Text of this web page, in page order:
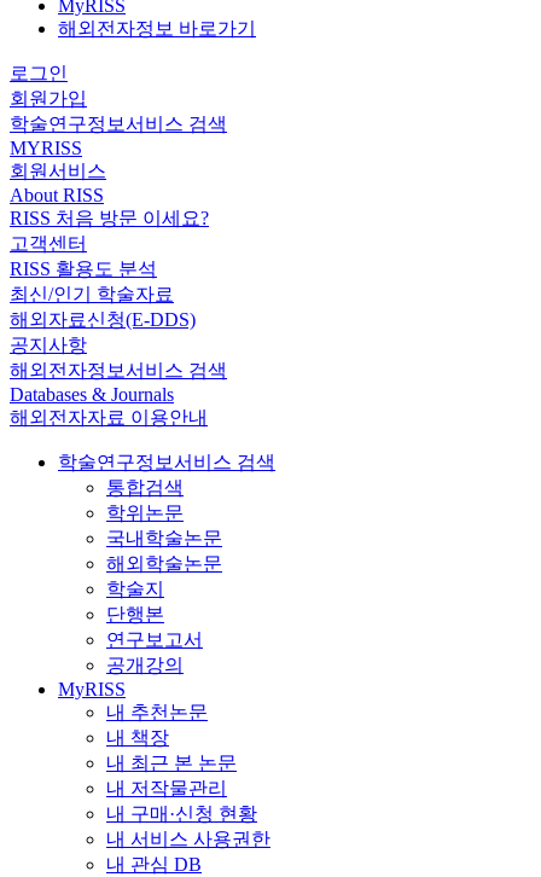
MyRISS
해외전자정보 바로가기
로그인
회원가입
학술연구정보서비스 검색
MYRISS
회원서비스
About RISS
RISS 처음 방문 이세요?
고객센터
RISS 활용도 분석
최신/인기 학술자료
해외자료신청(E-DDS)
공지사항
해외전자정보서비스 검색
Databases & Journals
해외전자자료 이용안내
학술연구정보서비스 검색
통합검색
학위논문
국내학술논문
해외학술논문
학술지
단행본
연구보고서
공개강의
MyRISS
내 추천논문
내 책장
내 최근 본 논문
내 저작물관리
내 구매·신청 현황
내 서비스 사용권한
내 관심 DB